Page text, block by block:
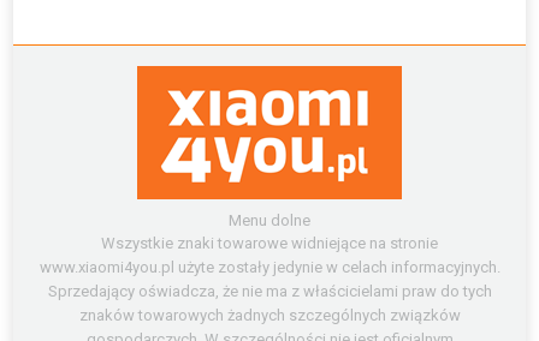
Menu dolne
Wszystkie znaki towarowe widniejące na stronie
www.xiaomi4you.pl użyte zostały jedynie w celach informacyjnych.
Sprzedający oświadcza, że nie ma z właścicielami praw do tych
znaków towarowych żadnych szczególnych związków